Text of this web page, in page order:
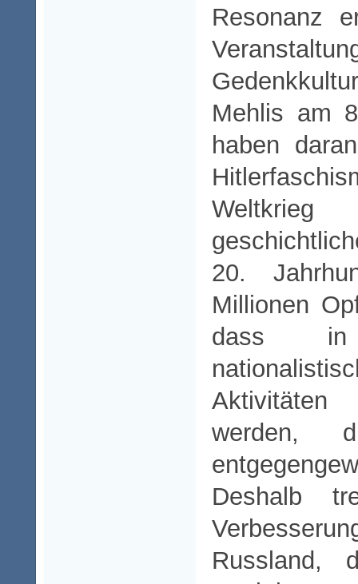
Resonanz
Mehlis am
haben
20.
Millionen
dass
werden,
Deshalb
Russland,